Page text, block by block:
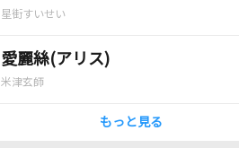
星街すいせい
愛麗絲(アリス)
米津玄師
もっと見る